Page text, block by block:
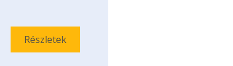
Részletek